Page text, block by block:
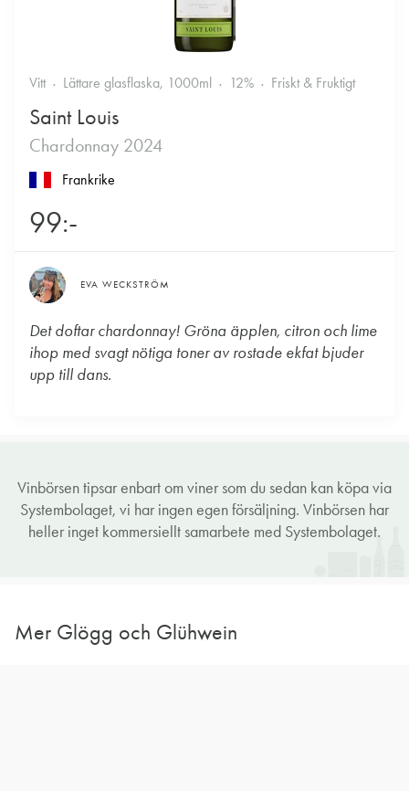
Vitt Lättare glasflaska, 1000ml 12% Friskt & Fruktigt
Saint Louis
Chardonnay 2024
Frankrike
99:-
EVA WECKSTRÖM
Det doftar chardonnay! Gröna äpplen, citron och lime
ihop med svagt nötiga toner av rostade ekfat bjuder
upp till dans.
Vinbörsen tipsar enbart om viner som du sedan kan köpa via
Systembolaget, vi har ingen egen försäljning. Vinbörsen har
heller inget kommersiellt samarbete med Systembolaget.
Mer Glögg och Glühwein